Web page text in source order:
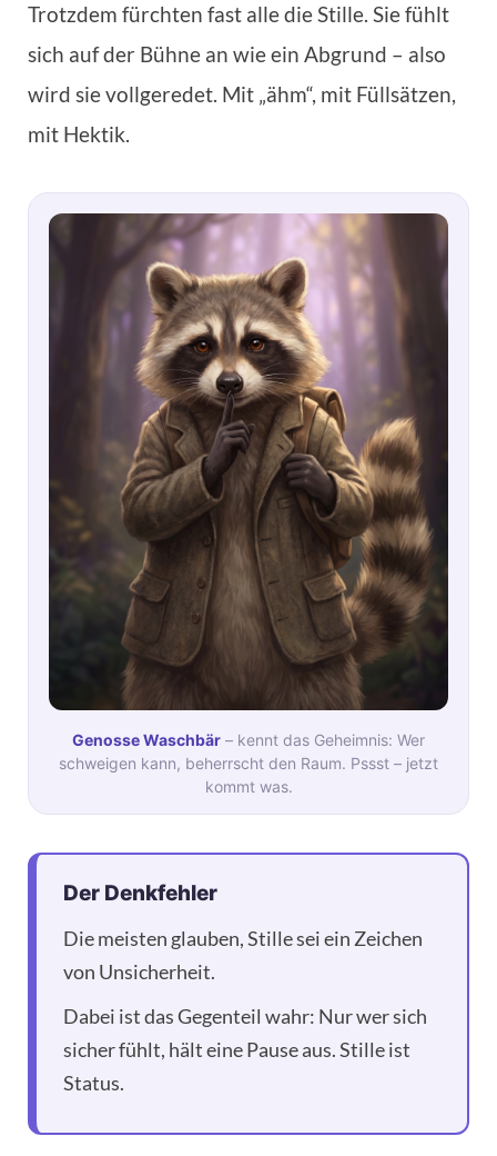
Trotzdem fürchten fast alle die Stille. Sie fühlt
sich auf der Bühne an wie ein Abgrund – also
wird sie vollgeredet. Mit „ähm“, mit Füllsätzen,
mit Hektik.
Genosse Waschbär – kennt das Geheimnis: Wer
schweigen kann, beherrscht den Raum. Pssst – jetzt
kommt was.
Der Denkfehler
Die meisten glauben, Stille sei ein Zeichen
von Unsicherheit.
Dabei ist das Gegenteil wahr: Nur wer sich
sicher fühlt, hält eine Pause aus. Stille ist
Status.